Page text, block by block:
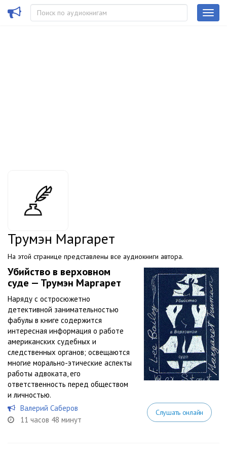
Трумэн Маргарет
На этой странице представлены все аудиокниги автора.
Убийство в верховном
суде — Трумэн Маргарет
Наряду с остросюжетно
детективной занимательностью
фабулы в книге содержится
интересная информация о работе
американских судебных и
следственных органов; освещаются
многие морально-этические аспекты
работы адвоката, его
ответственность перед обществом
и личностью.
Валерий Саберов
11 часов 48 минут
Слушать онлайн